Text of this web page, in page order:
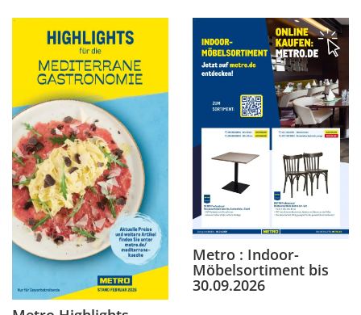
Metro : Indoor-
Möbelsortiment bis
30.09.2026